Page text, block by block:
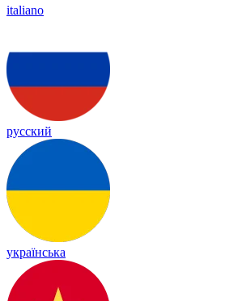
italiano
русский
українська